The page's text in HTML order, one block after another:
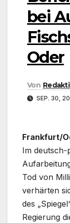
bei
Oder
Von
SEP. 30,
Frankfurt/
Im deutsch-
Tod von
verhärten
des
Regierung